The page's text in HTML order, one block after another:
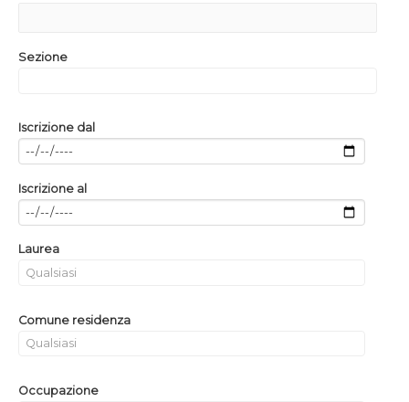
Sezione
Iscrizione dal
Iscrizione al
Laurea
Comune residenza
Occupazione